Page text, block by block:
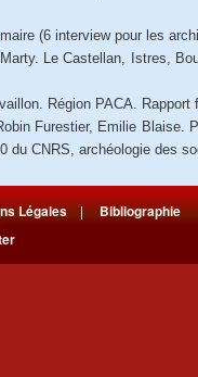
(6 interview pour les
Le Castellan, Istres,
Région PACA. Rapport
Furestier, Emilie
du CNRS, archéologie des
Légales|Bibliographie